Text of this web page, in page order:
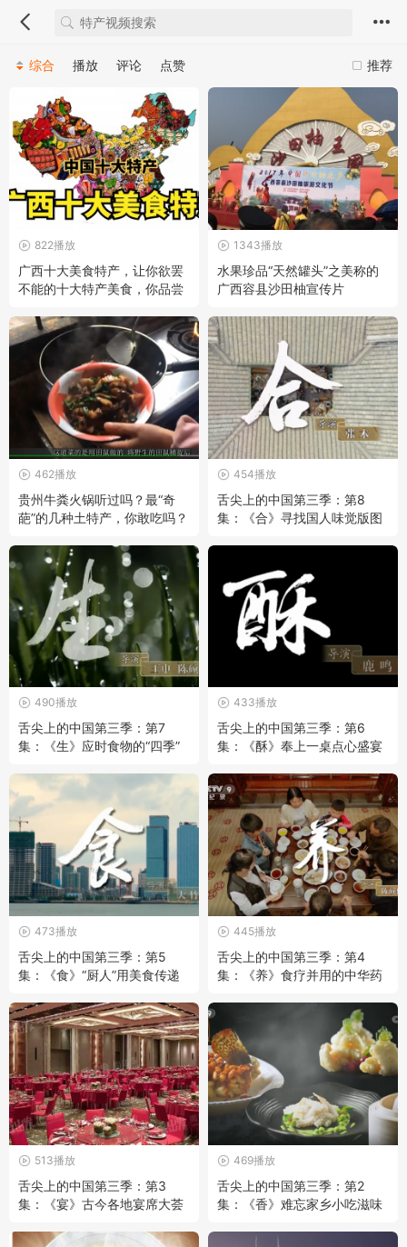
推荐
综合 播放 评论 点赞
822播放
广西十大美食特产，让你欲罢
不能的十大特产美食，你品尝
1343播放
水果珍品“天然罐头”之美称的
广西容县沙田柚宣传片
462播放
贵州牛粪火锅听过吗？最“奇
葩”的几种土特产，你敢吃吗？
454播放
舌尖上的中国第三季：第8
集：《合》寻找国人味觉版图
490播放
舌尖上的中国第三季：第7
集：《生》应时食物的“四季”
433播放
舌尖上的中国第三季：第6
集：《酥》奉上一桌点心盛宴
473播放
舌尖上的中国第三季：第5
集：《食》“厨人”用美食传递
445播放
舌尖上的中国第三季：第4
集：《养》食疗并用的中华药
513播放
舌尖上的中国第三季：第3
集：《宴》古今各地宴席大荟
469播放
舌尖上的中国第三季：第2
集：《香》难忘家乡小吃滋味